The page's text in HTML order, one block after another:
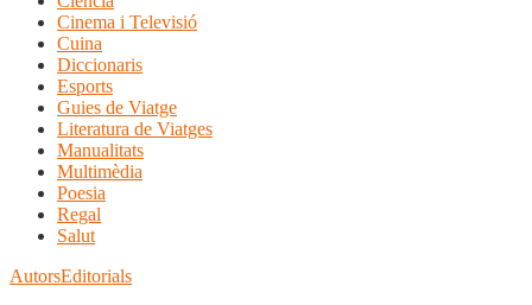
Cinema i Televisió
Cuina
Diccionaris
Esports
Guies de Viatge
Literatura de Viatges
Manualitats
Multimèdia
Poesia
Regal
Salut
AutorsEditorials